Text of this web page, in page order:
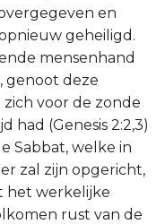
en
geheiligd.
mensenhand
genoot deze
voor de zonde
had (Genesis 2:2,3)
Sabbat, welke in
zal zijn opgericht,
het werkelijke
rust van de